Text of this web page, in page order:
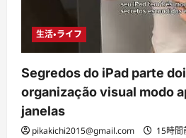
生活・ライフ
Segredos do iPad parte
organização visual modo
janelas
pikakichi2015@gmail.com 15時間